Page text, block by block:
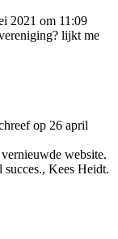
2021 om 11:09
lijkt me
op 26 april
website.
Kees Heidt.